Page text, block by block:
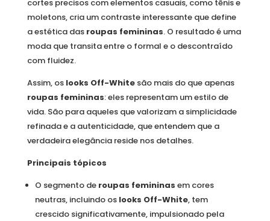
cortes precisos com elementos casuais, como tênis e
moletons, cria um contraste interessante que define
a estética das roupas femininas. O resultado é uma
moda que transita entre o formal e o descontraído
com fluidez.
Assim, os looks Off-Whitesão mais do que apenas
roupas femininas: eles representam um estilo de
vida. São para aqueles que valorizam a simplicidade
refinada e a autenticidade, que entendem que a
verdadeira elegância reside nos detalhes.
Principais tópicos
O segmento de roupas femininas em cores
neutras, incluindo os looks Off-White, tem
crescido significativamente, impulsionado pela